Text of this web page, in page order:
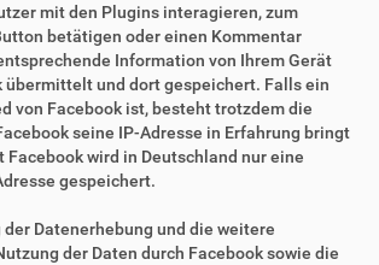
mit den Plugins interagieren, zum
betätigen oder einen Kommentar
Information von Ihrem Gerät
übermittelt und dort gespeichert. Falls ein
von Facebook ist, besteht trotzdem die
seine IP-Adresse in Erfahrung bringt
Facebook wird in Deutschland nur eine
gespeichert.
der Datenerhebung und die weitere
der Daten durch Facebook sowie die